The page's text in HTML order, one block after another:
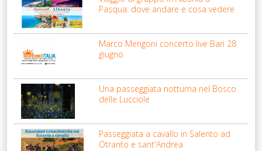
Pasqua: dove andare e cosa vedere
Marco Mengoni concerto live Bari 28
giugno
Una passeggiata notturna nel Bosco
delle Lucciole
Passeggiata a cavallo in Salento ad
Otranto e sant'Andrea